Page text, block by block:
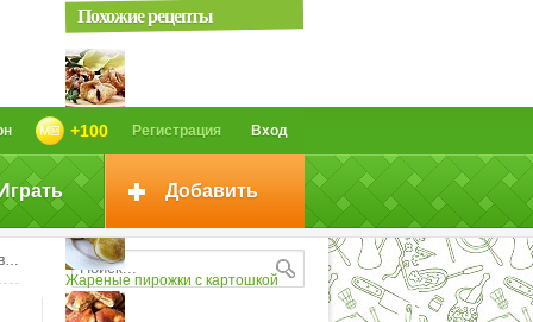
Вход
Регистрация
+100
Добавить
Похожие рецепты
Пирожки с вишней
Жареные пирожки с картошкой